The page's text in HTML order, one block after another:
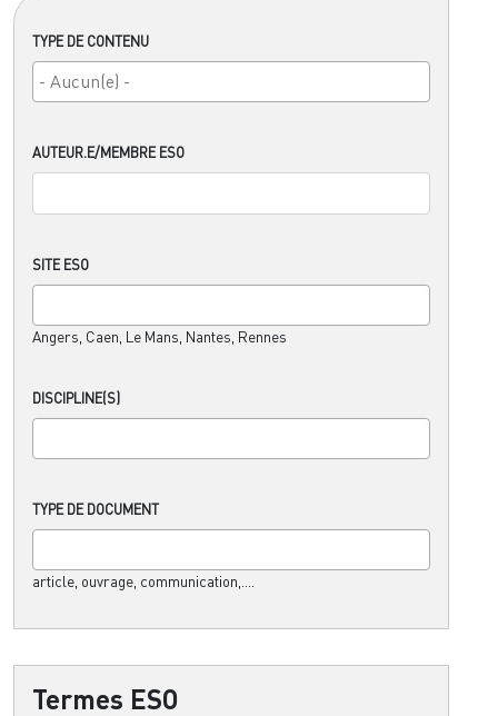
TYPE DE CONTENU
AUTEUR.E/MEMBRE ESO
SITE ESO
Angers, Caen, Le Mans, Nantes, Rennes
DISCIPLINE(S)
TYPE DE DOCUMENT
article, ouvrage, communication,....
Termes ESO